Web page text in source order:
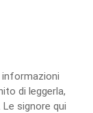
di leggerla,
signore qui